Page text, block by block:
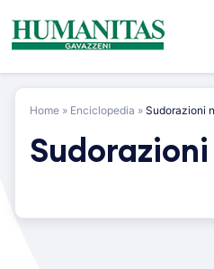
content
Home » Enciclopedia » Sudorazioni